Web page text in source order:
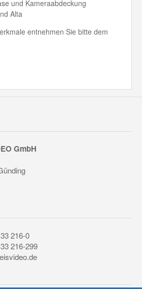
und Kameraabdeckung
Alta
entnehmen Sie bitte dem
GmbH
216-0
216-299